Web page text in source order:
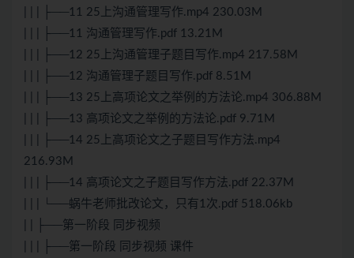
| | | ├──11 25上沟通管理写作.mp4 230.03M
| | | ├──11 沟通管理写作.pdf 13.21M
| | | ├──12 25上沟通管理子题目写作.mp4 217.58M
| | | ├──12 沟通管理子题目写作.pdf 8.51M
| | | ├──13 25上高项论文之举例的方法论.mp4 306.88M
| | | ├──13 高项论文之举例的方法论.pdf 9.71M
| | | ├──14 25上高项论文之子题目写作方法.mp4
216.93M
| | | ├──14 高项论文之子题目写作方法.pdf 22.37M
| | | └──蜗牛老师批改论文，只有1次.pdf 518.06kb
| | ├──第一阶段 同步视频
| | | ├──第一阶段 同步视频 课件